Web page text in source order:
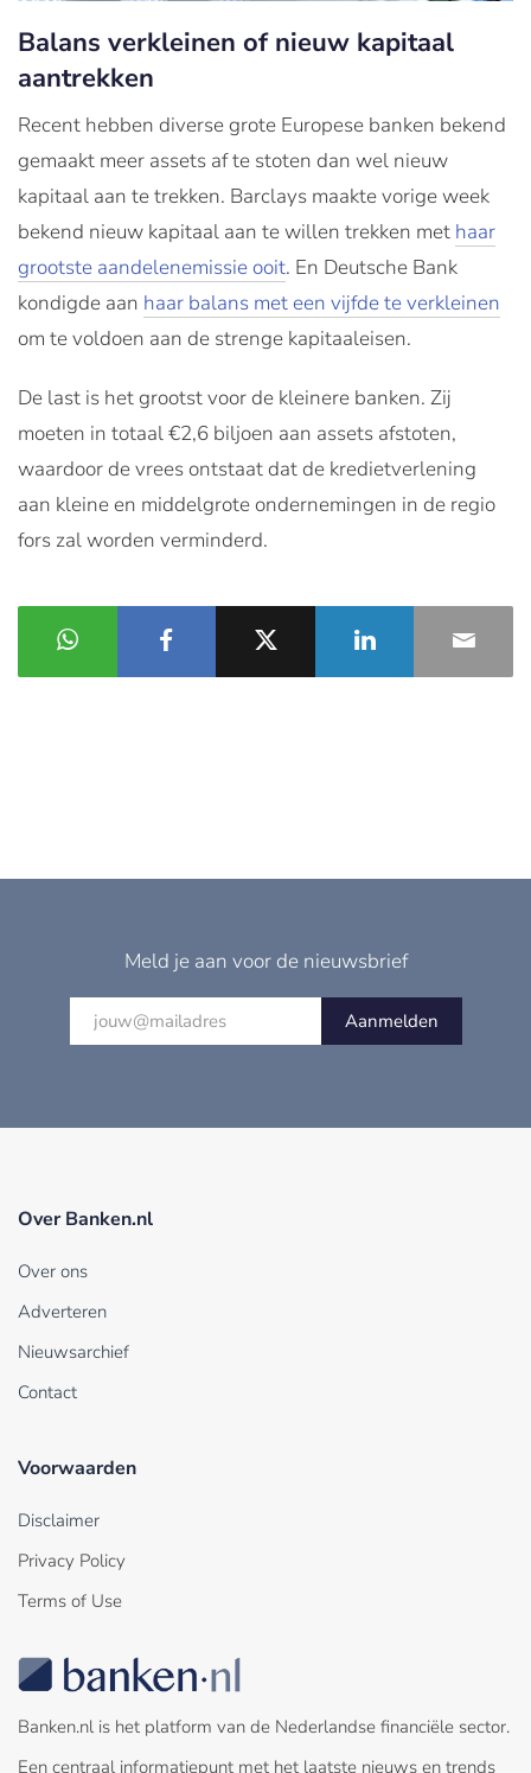
Balans verkleinen of nieuw kapitaal
aantrekken
Recent hebben diverse grote Europese banken bekend
gemaakt meer assets af te stoten dan wel nieuw
kapitaal aan te trekken. Barclays maakte vorige week
bekend nieuw kapitaal aan te willen trekken met haar
grootste aandelenemissie ooit. En Deutsche Bank
kondigde aan haar balans met een vijfde te verkleinen
om te voldoen aan de strenge kapitaaleisen.
De last is het grootst voor de kleinere banken. Zij
moeten in totaal €2,6 biljoen aan assets afstoten,
waardoor de vrees ontstaat dat de kredietverlening
aan kleine en middelgrote ondernemingen in de regio
fors zal worden verminderd.
Meld je aan voor de nieuwsbrief
Aanmelden
Over Banken.nl
Over ons
Adverteren
Nieuwsarchief
Contact
Voorwaarden
Disclaimer
Privacy Policy
Terms of Use
Banken.nl is het platform van de Nederlandse financiële sector.
Een centraal informatiepunt met het laatste nieuws en trends